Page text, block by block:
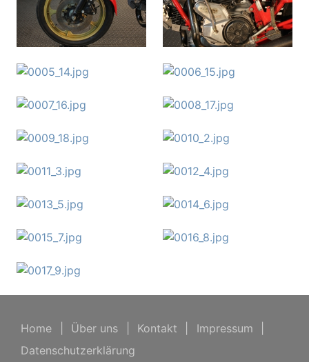
Home Über uns Kontakt Impressum
Datenschutzerklärung